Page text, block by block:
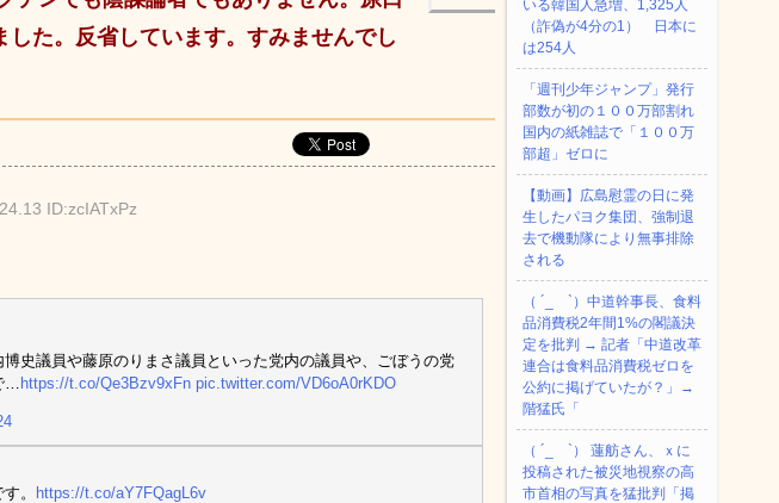
た。反省しています。すみませんでし
ID:zcIATxPz
史議員や藤原のりまさ議員といった党内の議員や、ごぼうの党
… https://t.co/Qe3Bzv9xFn pic.twitter.com/VD6oA0rKDO
。 https://t.co/aY7FQagL6v
いる韓国人急増、1,325人
（詐偽が4分の1） 日本に
は254人
「週刊少年ジャンプ」発行
部数が初の１００万部割れ
国内の紙雑誌で「１００万
部超」ゼロに
【動画】広島慰霊の日に発
生したパヨク集団、強制退
去で機動隊により無事排除
される
（ ´_ゝ`）中道幹事長、食料
品消費税2年間1%の閣議決
定を批判 → 記者「中道改革
連合は食料品消費税ゼロを
公約に掲げていたが？」→
階猛氏「
（ ´_ゝ`） 蓮舫さん、ｘに
投稿された被災地視察の高
市首相の写真を猛批判「掲